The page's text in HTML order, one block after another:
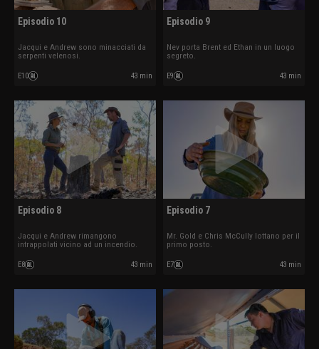
Episodio 10
Jacqui e Andrew sono minacciati da
serpenti velenosi.
E10 43 min
Episodio 9
Nev porta Brent ed Ethan in un luogo
segreto.
E9 43 min
Episodio 8
Jacqui e Andrew rimangono
intrappolati vicino ad un incendio.
E8 43 min
Episodio 7
Mr. Gold e Chris McCully lottano per il
primo posto.
E7 43 min